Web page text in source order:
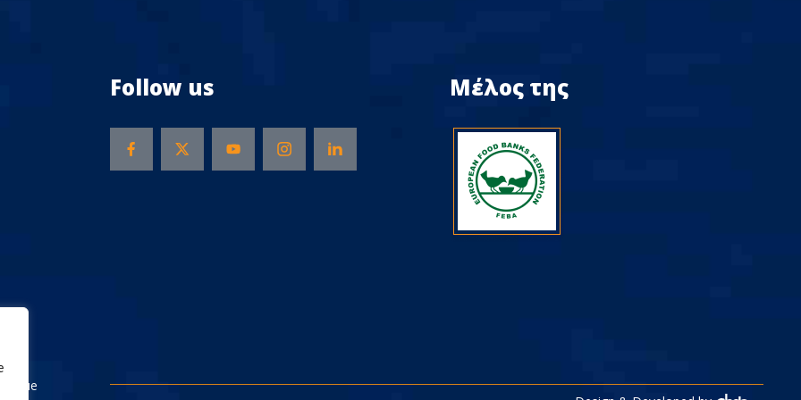
Follow us Μέλος της